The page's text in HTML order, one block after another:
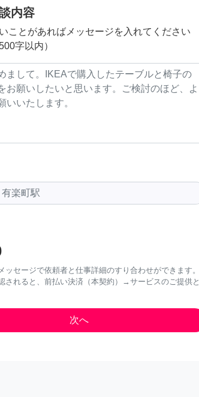
内容
ことがあればメッセージを入れてください
字以内）
ッセージで依頼者と仕事詳細のすり合わせができます。
されると、前払い決済（本契約）→サービスのご提供と